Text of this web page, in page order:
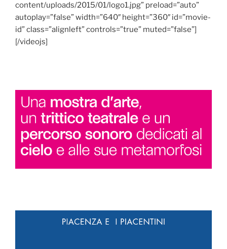
content/uploads/2015/01/logo1.jpg” preload=”auto”
autoplay=”false” width=”640″ height=”360″ id=”movie-
id” class=”alignleft” controls=”true” muted=”false”]
[/videojs]